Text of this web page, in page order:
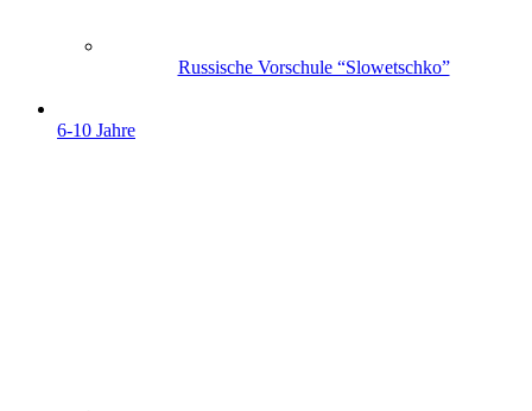
Russische Vorschule “Slowetschko”
6-10 Jahre